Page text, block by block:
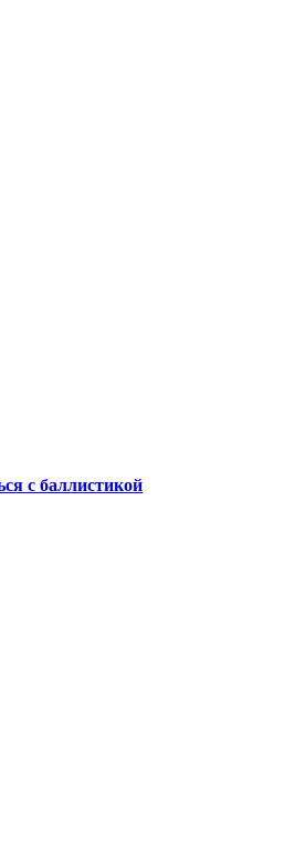
с баллистикой